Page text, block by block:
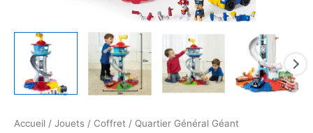
Accueil / Jouets / Coffret / Quartier Général Géant